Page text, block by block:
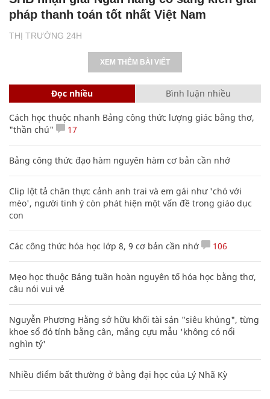
THỊ TRƯỜNG 24H
pháp thanh toán tốt nhất Việt Nam
XEM THÊM BÀI VIẾT
Đọc nhiều Bình luận nhiều
Cách học thuộc nhanh Bảng công thức lượng giác bằng thơ,
"thần chú"
17
Bảng công thức đạo hàm nguyên hàm cơ bản cần nhớ
Clip lột tả chân thực cảnh anh trai và em gái như 'chó với
mèo', người tinh ý còn phát hiện một vấn đề trong giáo dục
con
Các công thức hóa học lớp 8, 9 cơ bản cần nhớ 106
Mẹo học thuộc Bảng tuần hoàn nguyên tố hóa học bằng thơ,
câu nói vui vẻ
Nguyễn Phương Hằng sở hữu khối tài sản "siêu khủng", từng
khoe sổ đỏ tính bằng cân, mắng cựu mẫu 'không có nổi
nghìn tỷ'
Nhiều điểm bất thường ở bằng đại học của Lý Nhã Kỳ